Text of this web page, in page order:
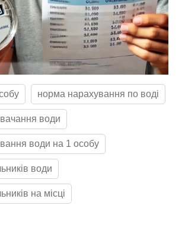
норма нарахування по воді
води
води на 1 особу
води
на місці